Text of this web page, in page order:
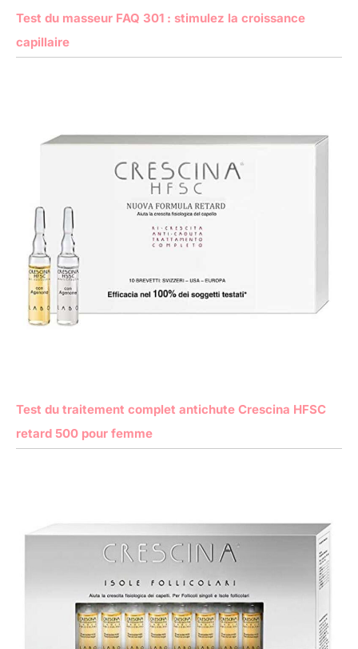
Test du masseur FAQ 301 : stimulez la croissance
capillaire
Test du traitement complet antichute Crescina HFSC
retard 500 pour femme